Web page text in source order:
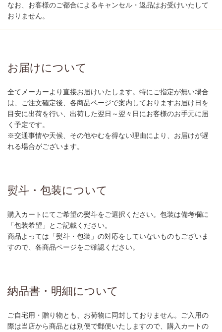
なお、お客様のご都合によるキャンセル・返品はお受けいたして
おりません。
お届けについて
全てメーカーより直接お届けいたします。特にご指定が無い場合
は、ご注文確定後、各商品ページで案内しておりますお届け日を
目安に出荷を行い、出荷した翌日～翌々日にお客様のお手元に届
く予定です。
※交通事情や天候、その他やむを得ない理由により、お届けが遅
れる場合がございます。
熨斗・包装について
購入カートにてご希望の熨斗をご選択ください。包装は備考欄に
「包装希望」とご記載ください。
商品よっては「熨斗・包装」の対応をしていないものもございま
すので、各商品ページをご確認ください。
納品書・明細について
ご自宅用・贈り物とも、お荷物に同封しておりません。ご入用の
際は当店から商品とは別便で郵便いたしますので、購入カートの